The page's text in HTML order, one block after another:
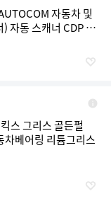
자동차 및
자동 스캐너 CDP 다
스 그리스 골든펄
차베어링 리튬그리스